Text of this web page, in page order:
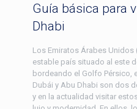
Guía básica para
Dhabi
Los Emiratos Árabes Unidos
estable país situado al este
bordeando el Golfo Pérsico,
Dubái y Abu Dhabi son dos
y en la actualidad visitar